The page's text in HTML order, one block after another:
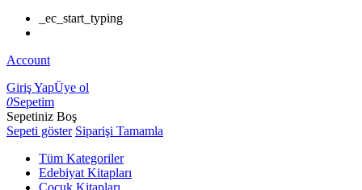
_ec_start_typing
Account
Giriş YapÜye ol
0Sepetim
Sepetiniz Boş
Sepeti göster Siparişi Tamamla
Tüm Kategoriler
Edebiyat Kitapları
Çocuk Kitapları